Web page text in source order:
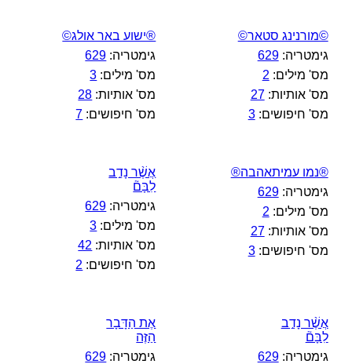
©מורנינג סטאר©
גימטריה:629
מס' מילים: 2
מס' אותיות:27
מס' חיפושים:3
®ישוע באר אולג©
גימטריה: 629
מס' מילים: 3
מס' אותיות: 28
מס' חיפושים: 7
®נמו עמיתאהבה®
גימטריה:629
מס' מילים: 2
מס' אותיות:27
מס' חיפושים:3
אֲשֶׁ֨ר נָדַ֣ב
לִבָּם֘
גימטריה: 629
מס' מילים: 3
מס' אותיות: 42
מס' חיפושים: 2
אֲשֶׁ֨ר נָדַ֣ב
לִבָּם֘
גימטריה:629
אֶת הַדָּבָר
הַזֶּה
גימטריה: 629